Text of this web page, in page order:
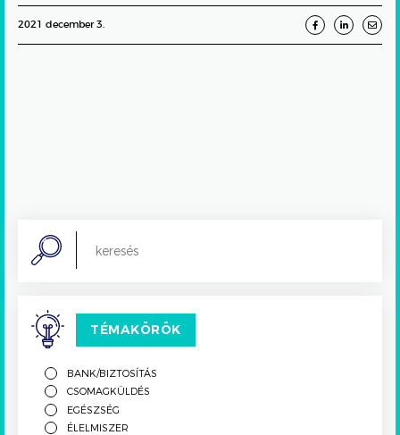
2021 december 3.
Search
TÉMAKÖRÖK
BANK/BIZTOSÍTÁS
CSOMAGKÜLDÉS
EGÉSZSÉG
ÉLELMISZER